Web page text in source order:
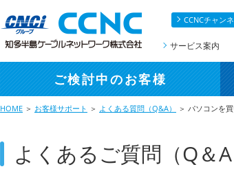
CCNCチャン
サービス案内
ご検討中のお客様
HOME ＞ お客様サポート ＞ よくある質問（Q&A） ＞ パソコンを
よくあるご質問（Q＆A